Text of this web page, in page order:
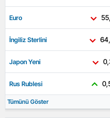
Euro
İngiliz Sterlini
Japon Yeni
Rus Rublesi
Tümünü Göster